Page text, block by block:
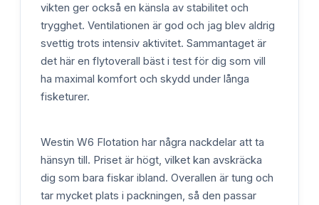
vikten ger också en känsla av stabilitet och
trygghet. Ventilationen är god och jag blev aldrig
svettig trots intensiv aktivitet. Sammantaget är
det här en flytoverall bäst i test för dig som vill
ha maximal komfort och skydd under långa
fisketurer.
Westin W6 Flotation har några nackdelar att ta
hänsyn till. Priset är högt, vilket kan avskräcka
dig som bara fiskar ibland. Overallen är tung och
tar mycket plats i packningen, så den passar